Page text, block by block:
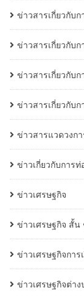
ข่าวสารเกี่ยวกับ
ข่าวสารเกี่ยวกับ
ข่าวสารเกี่ยวกับ
ข่าวสารเกี่ยวกับ
ข่าวสารแวดวงก
ข่าวเกี่ยวกับการท่
ข่าวเศรษฐกิจ
ข่าวเศรษฐกิจ สั้น
ข่าวเศรษฐกิจการ
ข่าวเศรษฐกิจต่าง